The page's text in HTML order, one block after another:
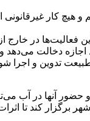
و هیچ کار
در خارج
دخالت می‌دهد و
تدوین و اجرا
آنها در آب
برگزار کند تا